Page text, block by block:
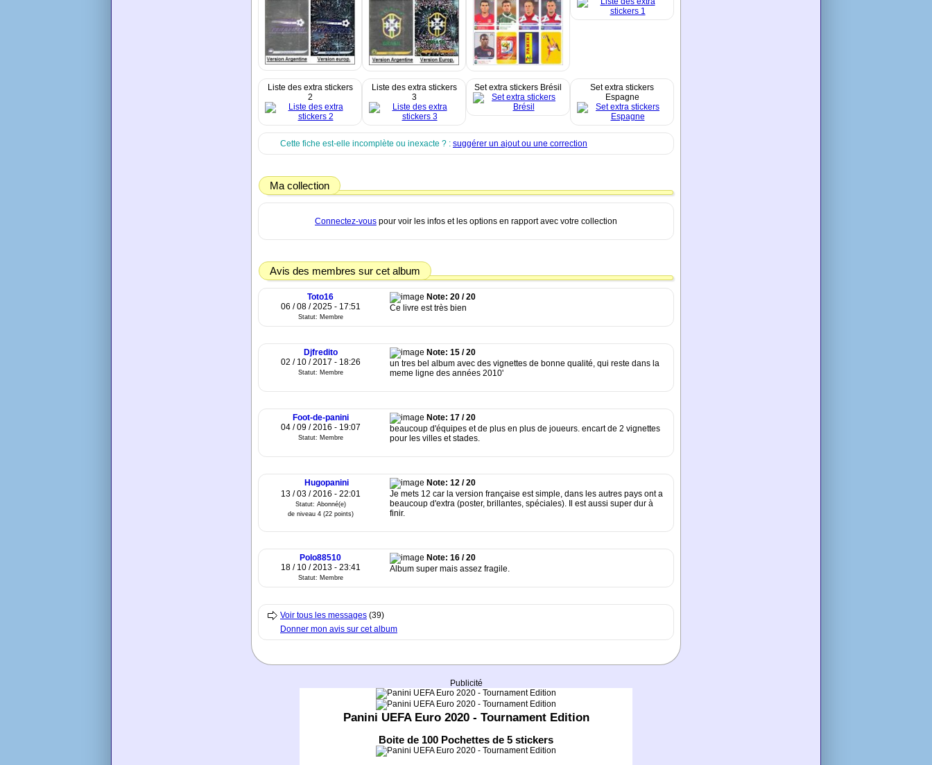
Liste des extra stickers
2
Liste des extra stickers
3
Set extra stickers Brésil
Set extra stickers
Espagne
Cette fiche est-elle incomplète ou inexacte ? : suggérer un ajout ou une correction
Ma collection
Connectez-vous pour voir les infos et les options en rapport avec votre collection
Avis des membres sur cet album
Toto16
06 / 08 / 2025 - 17:51
Statut: Membre
Note: 20 / 20
Ce livre est très bien
Djfredito
02 / 10 / 2017 - 18:26
Statut: Membre
Note: 15 / 20
un tres bel album avec des vignettes de bonne qualité, qui reste dans la
meme ligne des années 2010'
Foot-de-panini
04 / 09 / 2016 - 19:07
Statut: Membre
Note: 17 / 20
beaucoup d'équipes et de plus en plus de joueurs. encart de 2 vignettes
pour les villes et stades.
Hugopanini
13 / 03 / 2016 - 22:01
Statut: Abonné(e)
de niveau 4 (22 points)
Note: 12 / 20
Je mets 12 car la version française est simple, dans les autres pays ont a
beaucoup d'extra (poster, brillantes, spéciales). Il est aussi super dur à
finir.
Polo88510
18 / 10 / 2013 - 23:41
Statut: Membre
Note: 16 / 20
Album super mais assez fragile.
Voir tous les messages (39)
Donner mon avis sur cet album
Publicité
Panini UEFA Euro 2020 - Tournament Edition
Boite de 100 Pochettes de 5 stickers